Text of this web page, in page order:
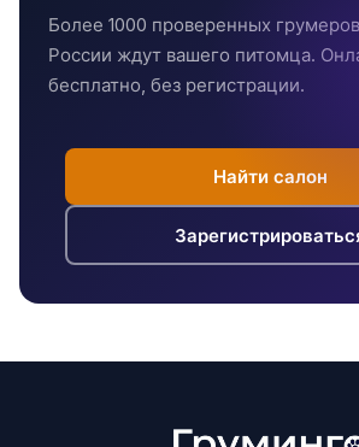
Более 1000 проверенных
России ждут вашего питомца.
бесплатно, без регистрации.
Найти салон